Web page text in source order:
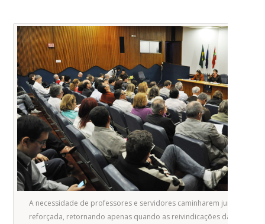
A necessidade de professores e servidores caminharem juntos foi
reforçada, retornando apenas quando as reivindicações das duas